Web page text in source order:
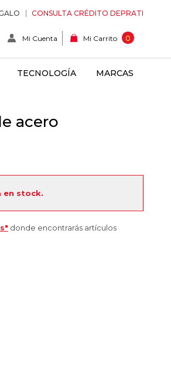
CONSULTA CRÉDITO DEPRATI
Mi Cuenta Mi Carrito 0
TECNOLOGÍA MARCAS
acero
en stock.
donde encontrarás artículos